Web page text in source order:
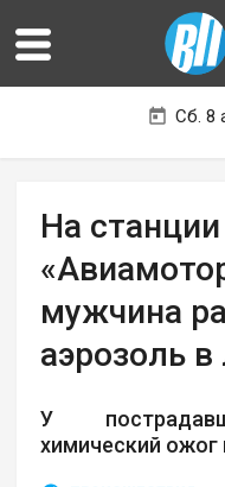
Сб. 8
На
мужчина
аэрозоль
У
химический ожог